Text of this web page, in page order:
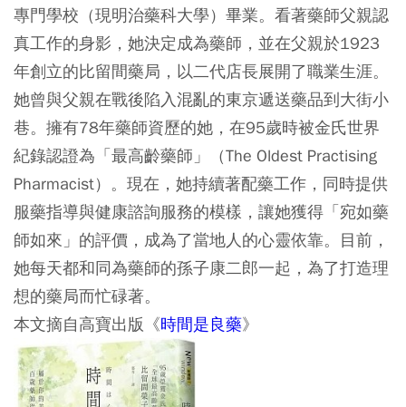
專門學校（現明治藥科大學）畢業。看著藥師父親認
真工作的身影，她決定成為藥師，並在父親於1923
年創立的比留間藥局，以二代店長展開了職業生涯。
她曾與父親在戰後陷入混亂的東京遞送藥品到大街小
巷。擁有78年藥師資歷的她，在95歲時被金氏世界
紀錄認證為「最高齡藥師」（The Oldest Practising
Pharmacist）。現在，她持續著配藥工作，同時提供
服藥指導與健康諮詢服務的模樣，讓她獲得「宛如藥
師如來」的評價，成為了當地人的心靈依靠。目前，
她每天都和同為藥師的孫子康二郎一起，為了打造理
想的藥局而忙碌著。
本文摘自高寶出版《時間是良藥》